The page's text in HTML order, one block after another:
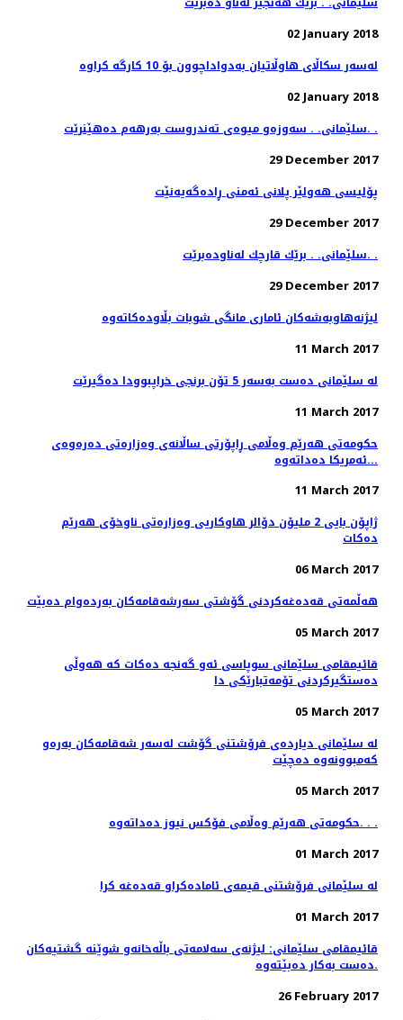
02 January 2018
02 January 2018
سلێمانی. . سه‌وزه‌و میوه‌ی ته‌ندروست به‌رهه‌م ده‌هێنرێت. .
29 December 2017
پۆلیسی هەولێر پلانی ئەمنی ڕادەگەیەنێت
29 December 2017
سلێمانی. . برێك قارچك له‌ناوده‌برێت. .
29 December 2017
11 March 2017
له‌ سلێمانی ده‌ست به‌سه‌ر 5 تۆن برنجی خراپبوودا ده‌گیرێت
11 March 2017
حکومەتی هەرێم وەڵامی ڕاپۆرتی ساڵانەی وەزارەتی دەرەوەی
ئەمریکا دەداتەوە...
11 March 2017
ژاپۆن بایی 2 ملیۆن دۆالر هاوكاریی وەزارەتی ناوخۆی هەرێم
دەكات
06 March 2017
هه‌ڵمه‌تی قه‌ده‌غه‌كردنی گۆشتی سه‌رشه‌قامه‌كان به‌رده‌وام ده‌بێت
05 March 2017
قائیمقامی سلێمانی سوپاسی ئه‌و گه‌نجه‌ ده‌كات كه‌ هه‌وڵی
ده‌ستگیركردنی تۆمه‌تبارێكی دا
05 March 2017
له‌ سلێمانی دیارده‌ی فرۆشتنی گۆشت له‌سه‌ر شه‌قامه‌كان به‌ره‌و
كه‌مبوونه‌وه‌ ده‌چێت
05 March 2017
حکومەتی هەرێم وەڵامی فۆکس نیوز دەداتەوە. . .
01 March 2017
له‌ سلێمانی فرۆشتنی قیمه‌ی ئاماده‌كراو قه‌ده‌غه‌ كرا
01 March 2017
قائیمقامی سلێمانی: لیژنه‌ی سه‌لامه‌تی باڵه‌خانه‌و شوێنه‌ گشتیه‌كان
ده‌ست به‌كار ده‌بێته‌وه‌.
26 February 2017